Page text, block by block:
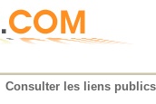
Consulter les liens publics